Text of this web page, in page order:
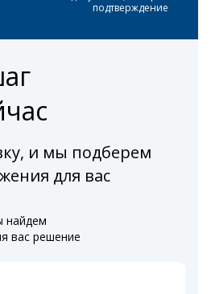
подтверждение
и мы подберем
для вас
найдем
вас решение